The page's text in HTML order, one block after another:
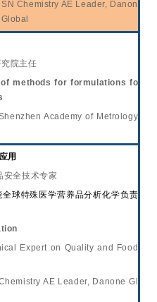
SN Chemistry AE Leader, Danon
院主任
ofmethods for formulations fo
Academy of Metrology
用
安全技术专家
全球特殊医学营养品分析化学负责
Expert on Quality and Food
AE Leader, Danone Gl